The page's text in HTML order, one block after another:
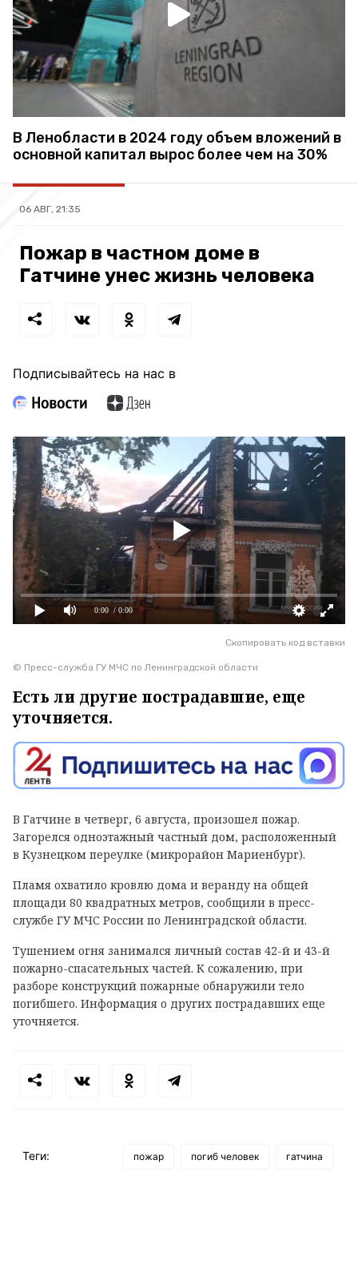
В Ленобласти в 2024 году объем вложений в
основной капитал вырос более чем на 30%
06 АВГ, 21:35
Пожар в частном доме в
Гатчине унес жизнь человека
Подписывайтесь на нас в
0:00 / 0:00
Скопировать код вставки
© Пресс-служба ГУ МЧС по Ленинградской области
Есть ли другие пострадавшие, еще
уточняется.
В Гатчине в четверг, 6 августа, произошел пожар.
Загорелся одноэтажный частный дом, расположенный
в Кузнецком переулке (микрорайон Мариенбург).
Пламя охватило кровлю дома и веранду на общей
площади 80 квадратных метров, сообщили в пресс-
службе ГУ МЧС России по Ленинградской области.
Тушением огня занимался личный состав 42-й и 43-й
пожарно-спасательных частей. К сожалению, при
разборе конструкций пожарные обнаружили тело
погибшего. Информация о других пострадавших еще
уточняется.
Теги: пожар погиб человек гатчина